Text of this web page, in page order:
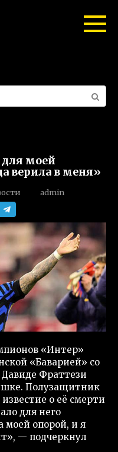
моей
верила в меня»
admin
«Интер»
«Баварией» со
Фраттези
Полузащитник
о её смерти
для него
опорой, и я
— подчеркнул